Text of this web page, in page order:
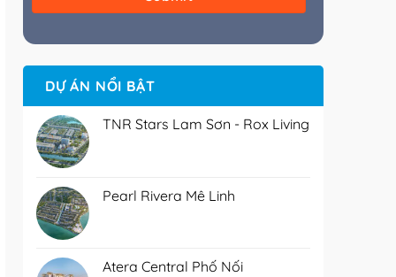
DỰ ÁN NỔI BẬT
TNR Stars Lam Sơn - Rox Living
Pearl Rivera Mê Linh
Atera Central Phố Nối